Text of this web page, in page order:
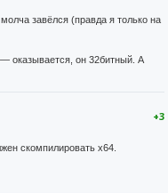
завёлся (правда я только на
оказывается, он 32битный. А
+3
скомпилировать x64.